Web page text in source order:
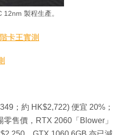
製程生產。
卡王實測
；約 HK$2,722) 便宜 20%；
售價，RTX 2060「Blower」